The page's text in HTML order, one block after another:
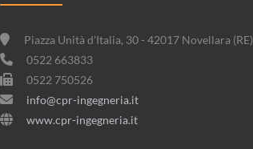
Piazza Unità d'Italia, 30 - 42017 Novellara (RE)
0522 663833
0522 750526
info@cpr-ingegneria.it
www.cpr-ingegneria.it